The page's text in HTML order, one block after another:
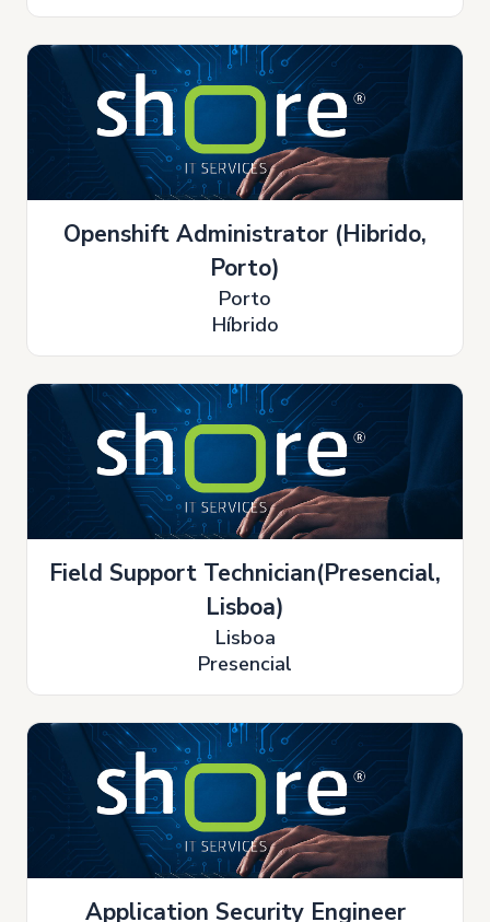
Openshift Administrator (Hibrido,
Porto)
Porto
Híbrido
Field Support Technician(Presencial,
Lisboa)
Lisboa
Presencial
Application Security Engineer